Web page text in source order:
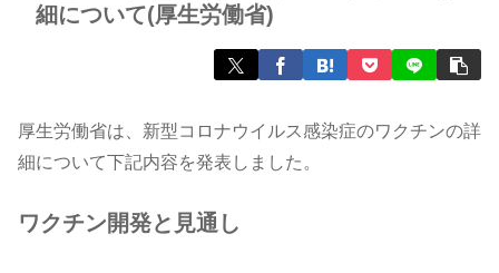
細について(厚生労働省)
厚生労働省は、新型コロナウイルス感染症のワクチンの詳
細について下記内容を発表しました。
ワクチン開発と見通し